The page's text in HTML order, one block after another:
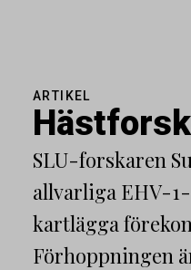
ARTIKEL
SLU-forskaren
allvarliga EHV-
kartlägga
Förhoppningen